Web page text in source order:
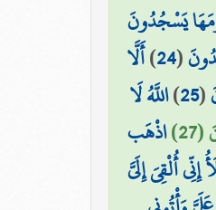
يَسْجُدُونَ
(
24
)أَلَّا
(
25
)اللَّهُ لَا
اذْهَب
إِنِّي أُلْقِيَ إِلَيَّ